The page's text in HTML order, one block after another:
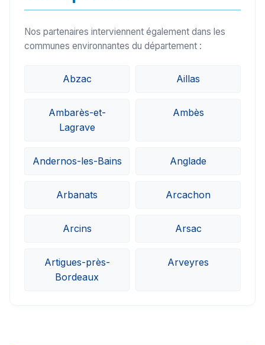
Nos partenaires interviennent également dans les
communes environnantes du département :
Abzac Aillas
Ambarès-et-
Lagrave
Ambès
Andernos-les-Bains Anglade
Arbanats Arcachon
Arcins Arsac
Artigues-près-
Bordeaux
Arveyres